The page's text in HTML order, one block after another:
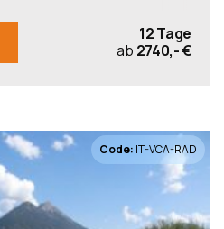
12 Tage
ab 2740,- €
Code: IT-VCA-RAD